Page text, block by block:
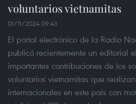
voluntarios vietnamitas
01/11/2024 09:43
El portal electrónico de la Radio
publicó recientemente un editorial
importantes contribuciones de los
voluntarios vietnamitas que
internacionales en este país con